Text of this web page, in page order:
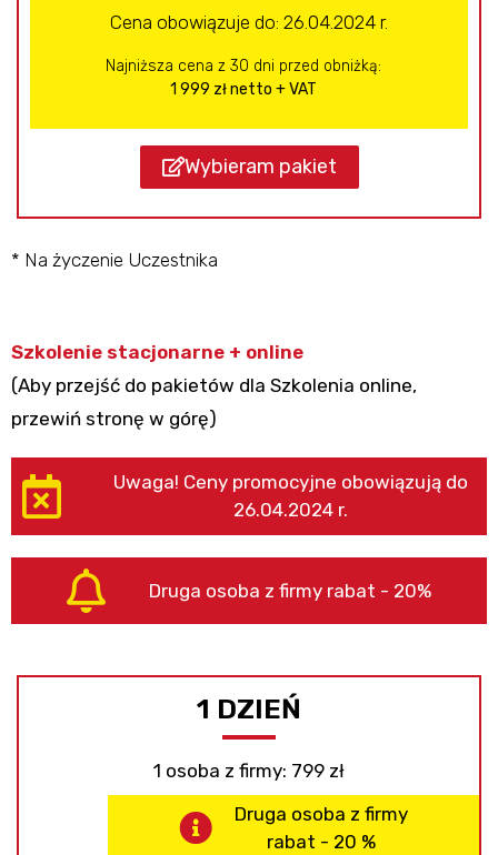
Cena obowiązuje do: 26.04.2024 r.
Najniższa cena z 30 dni przed obniżką:
1 999 zł netto + VAT
Wybieram pakiet
* Na życzenie Uczestnika
Szkolenie stacjonarne + online
(Aby przejść do pakietów dla Szkolenia online,
przewiń stronę w górę)
Uwaga! Ceny promocyjne obowiązują do
26.04.2024 r.
Druga osoba z firmy rabat - 20%
1 DZIEŃ
1 osoba z firmy: 799 zł
Druga osoba z firmy
rabat - 20 %